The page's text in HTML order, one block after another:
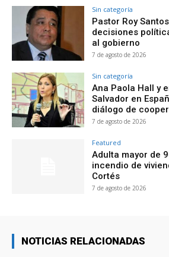
Sin categoría
Pastor Roy
decisiones
al gobierno
7 de agosto de 2026
Sin categoría
Ana Paola Hall y
Salvador en
diálogo de
7 de agosto de 2026
Featured
Adulta mayor de
incendio de
Cortés
7 de agosto de 2026
NOTICIAS RELACIONADAS